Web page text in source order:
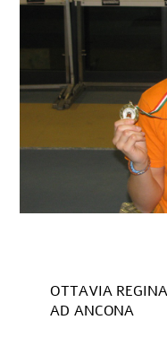
OTTAVIA
AD ANCONA